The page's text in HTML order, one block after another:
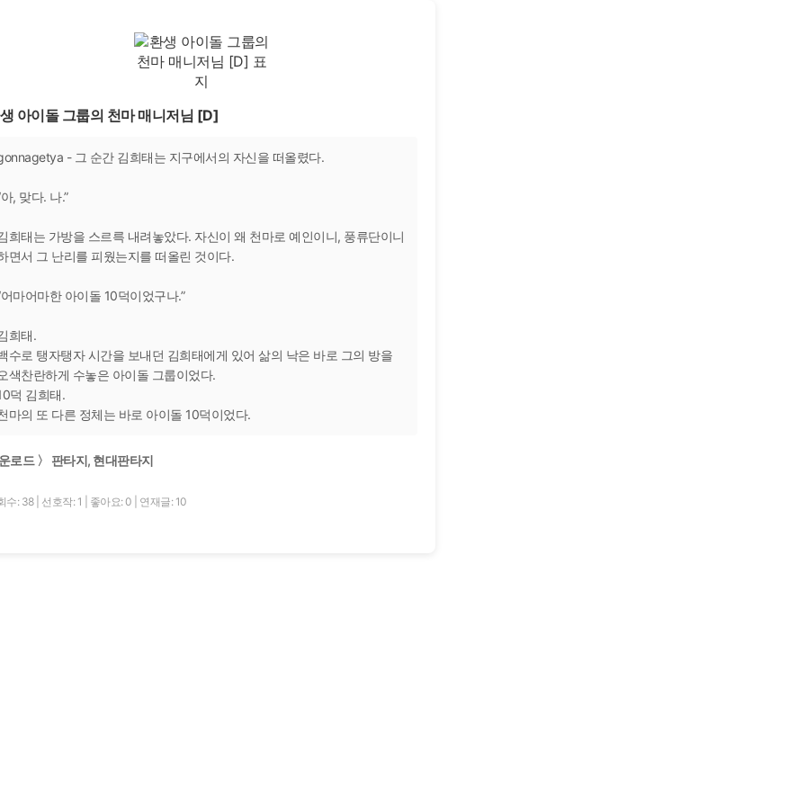
아이돌 그룹의 천마 매니저님 [D]
- 그 순간 김희태는 지구에서의 자신을 떠올렸다.
아, 맞다. 나.”
희태는 가방을 스르륵 내려놓았다. 자신이 왜 천마로 예인이니, 풍류단이니
면서 그 난리를 피웠는지를 떠올린 것이다.
어마어마한 아이돌 10덕이었구나.”
희태.
수로 탱자탱자 시간을 보내던 김희태에게 있어 삶의 낙은 바로 그의 방을
색찬란하게 수놓은 아이돌 그룹이었다.
덕 김희태.
마의 또 다른 정체는 바로 아이돌 10덕이었다.
로드 〉 판타지, 현대판타지
수: 38 선호작: 1 좋아요: 0 연재글: 10